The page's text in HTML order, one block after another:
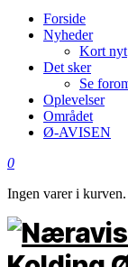
Forside
Nyheder
Kort nyt
Det sker
Se
Oplevelser
Området
Ø-AVISEN
0
Ingen varer i kurven.